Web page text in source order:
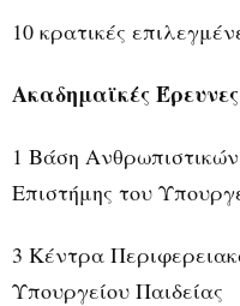
10 κρατικές
Ακαδημαϊκές Έρευνες
1 Βάση
Επιστήμης του
3 Κέντρα
Υπουργείου Παιδείας